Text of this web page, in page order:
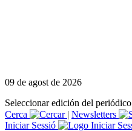
09 de agost de 2026
Seleccionar edición del periódico
Cerca
| Newsletters
Iniciar Sessió